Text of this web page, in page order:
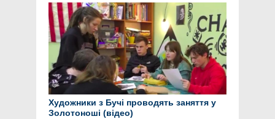
Художники з Бучі проводять заняття у
Золотоноші (відео)